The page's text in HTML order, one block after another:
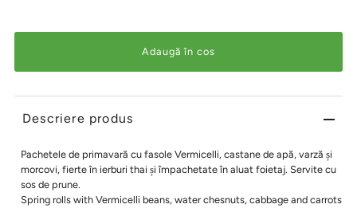
Descriere produs
Pachetele de primavară cu fasole Vermicelli, castane de apă, varză și
morcovi, fierte în ierburi thai și împachetate în aluat foietaj. Servite cu
sos de prune.
Spring rolls with Vermicelli beans, water chesnuts, cabbage and carrots